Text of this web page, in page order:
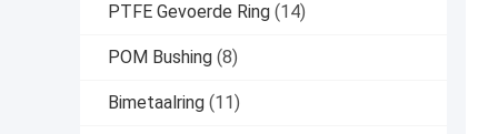
PTFE Gevoerde Ring (14)
POM Bushing (8)
Bimetaalring (11)